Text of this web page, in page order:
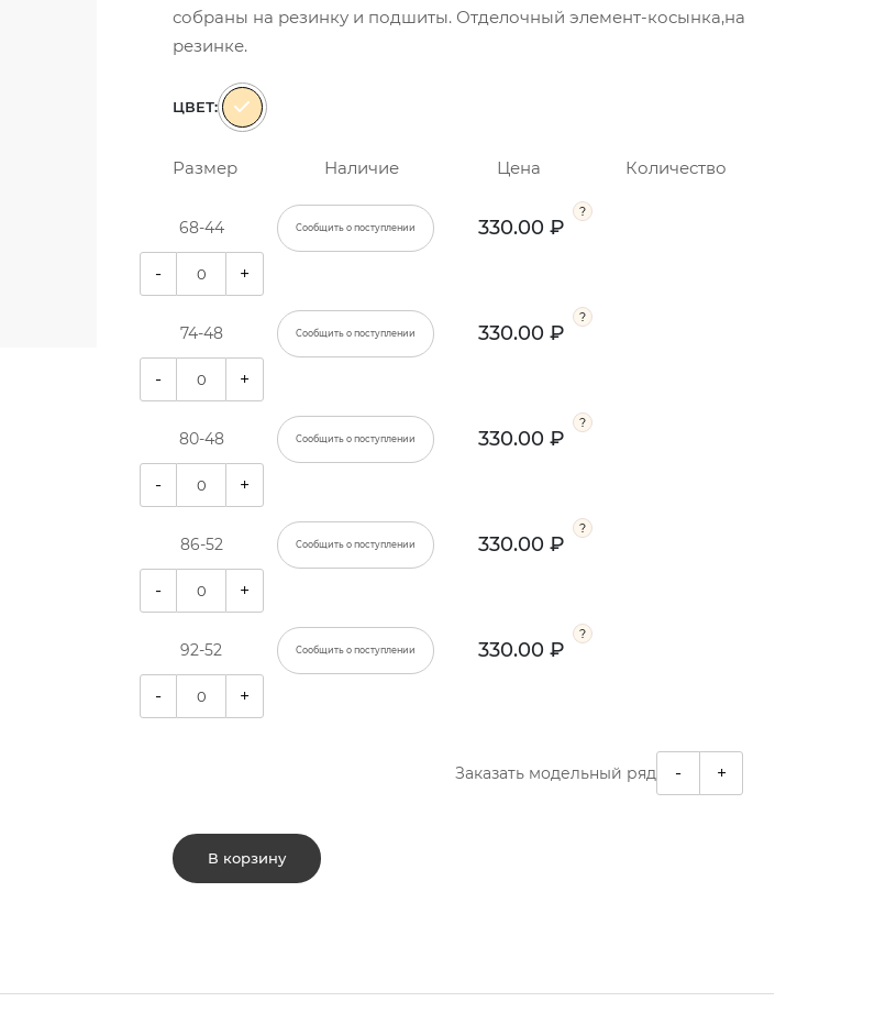
собраны на резинку и подшиты. Отделочный элемент-косынка,на
резинке.
ЦВЕТ:
Размер Наличие Цена Количество
68-44 Сообщить о поступлении 330.00 ₽
- +
74-48 Сообщить о поступлении 330.00 ₽
- +
80-48 Сообщить о поступлении 330.00 ₽
- +
86-52 Сообщить о поступлении 330.00 ₽
- +
92-52 Сообщить о поступлении 330.00 ₽
- +
Заказать модельный ряд - +
В корзину